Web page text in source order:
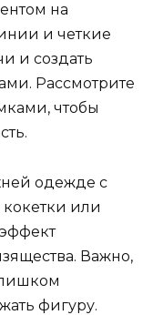
на
и четкие
и создать
Рассмотрите
чтобы
одежде с
кокетки или
Важно,
фигуру.